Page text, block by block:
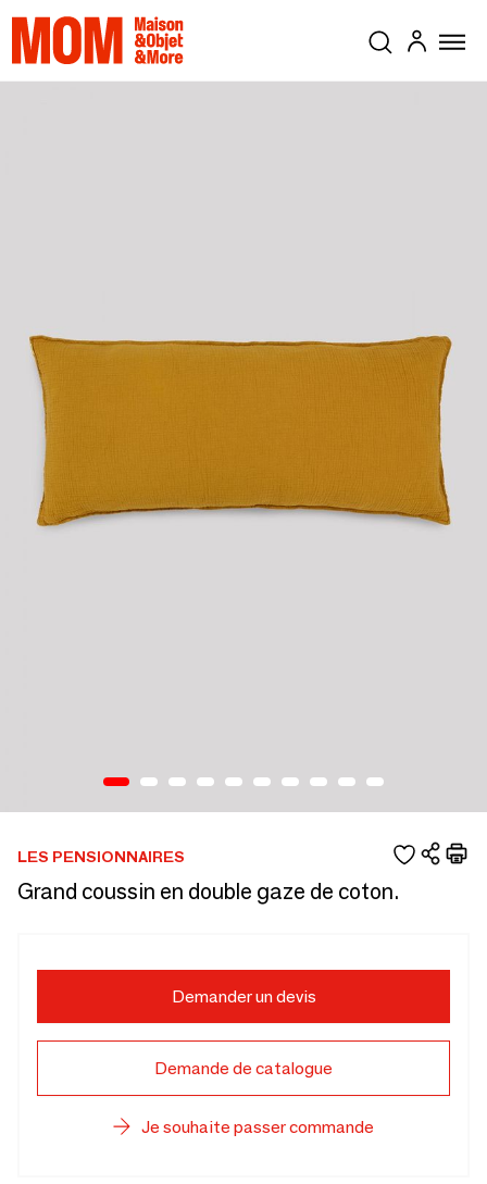
LES PENSIONNAIRES
Grand coussin en double gaze de coton.
Demander un devis
Demande de catalogue
Je souhaite passer commande